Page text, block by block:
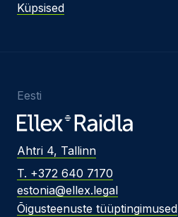
Küpsised
Eesti
Ahtri 4, Tallinn
T. +372 640 7170
estonia@ellex.legal
Õigusteenuste tüüptingimused